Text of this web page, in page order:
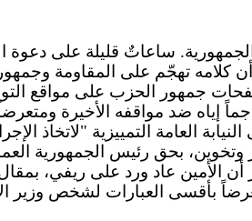
ساعاتٌ قليلة على
كلامه تهجّم على المقاومة
جمهور الحزب على مواقع
إياه ضد مواقفه الأخيرة
العامة التمييزية "لاتخاذ
وتخوين، بحق رئيس الجمهورية
أن الأمين عاد ورد على ريفي،
بأقسى العبارات لشخص وزير